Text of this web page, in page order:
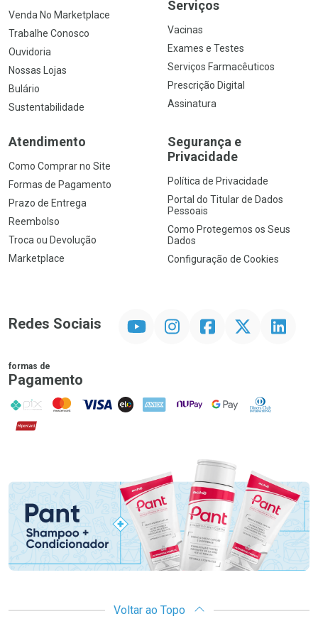
Venda No Marketplace
Trabalhe Conosco
Ouvidoria
Nossas Lojas
Bulário
Sustentabilidade
Serviços
Vacinas
Exames e Testes
Serviços Farmacêuticos
Prescrição Digital
Assinatura
Atendimento
Como Comprar no Site
Formas de Pagamento
Prazo de Entrega
Reembolso
Troca ou Devolução
Marketplace
Segurança e
Privacidade
Política de Privacidade
Portal do Titular de Dados
Pessoais
Como Protegemos os Seus
Dados
Configuração de Cookies
Redes Sociais InstagramFacebook Linkedin
formas de
Pagamento
PIX MasterCard
VISA ELO AMEX NuPay Google PayDiners Club
Hipercard
Voltar ao Topo